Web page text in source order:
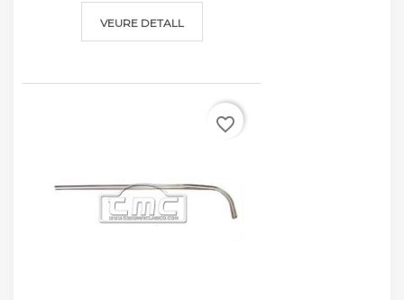
VEURE DETALL
favorite_border